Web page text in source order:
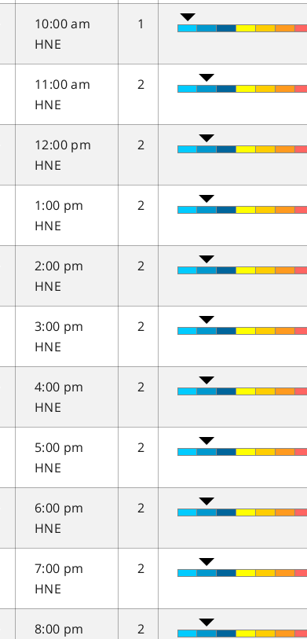
10:00 am
HNE
1
11:00 am
HNE
2
12:00 pm
HNE
2
1:00 pm
HNE
2
2:00 pm
HNE
2
3:00 pm
HNE
2
4:00 pm
HNE
2
5:00 pm
HNE
2
6:00 pm
HNE
2
7:00 pm
HNE
2
8:00 pm
2